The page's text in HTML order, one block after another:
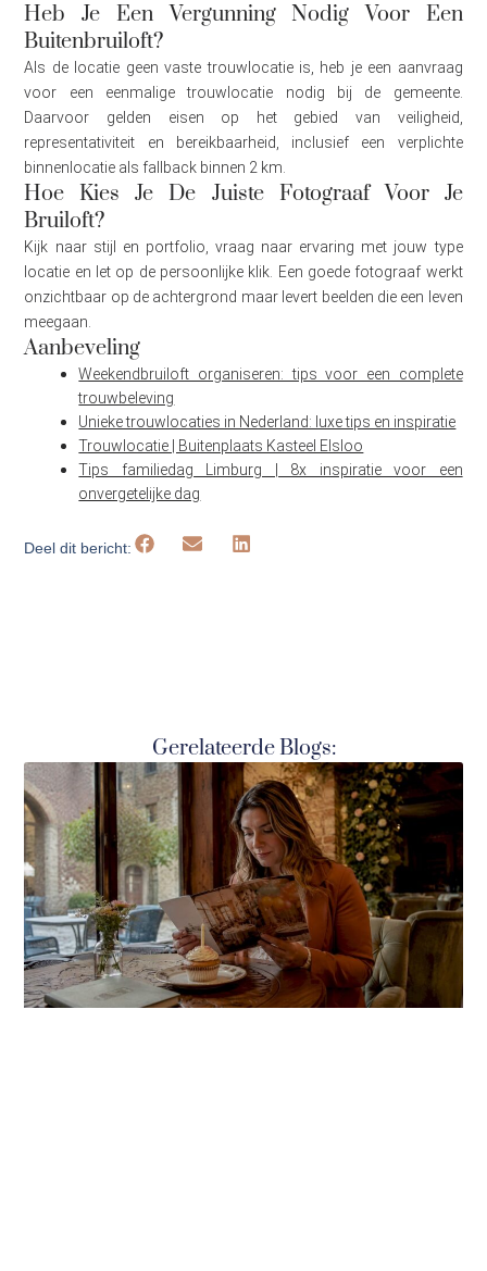
Heb Je Een Vergunning Nodig Voor Een
Buitenbruiloft?
Als de locatie geen vaste trouwlocatie is, heb je een aanvraag
voor een eenmalige trouwlocatie nodig bij de gemeente.
Daarvoor gelden eisen op het gebied van veiligheid,
representativiteit en bereikbaarheid, inclusief een verplichte
binnenlocatie als fallback binnen 2 km.
Hoe Kies Je De Juiste Fotograaf Voor Je
Bruiloft?
Kijk naar stijl en portfolio, vraag naar ervaring met jouw type
locatie en let op de persoonlijke klik. Een goede fotograaf werkt
onzichtbaar op de achtergrond maar levert beelden die een leven
meegaan.
Aanbeveling
Weekendbruiloft organiseren: tips voor een complete
trouwbeleving
Unieke trouwlocaties in Nederland: luxe tips en inspiratie
Trouwlocatie | Buitenplaats Kasteel Elsloo
Tips familiedag Limburg | 8x inspiratie voor een
onvergetelijke dag
Deel dit bericht:
Gerelateerde Blogs: